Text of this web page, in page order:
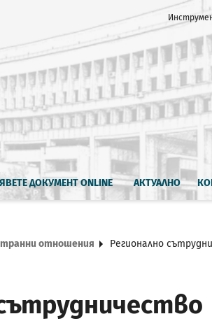
ДОКУМЕНТ ONLINE АКТУАЛНО
отношения Регионално